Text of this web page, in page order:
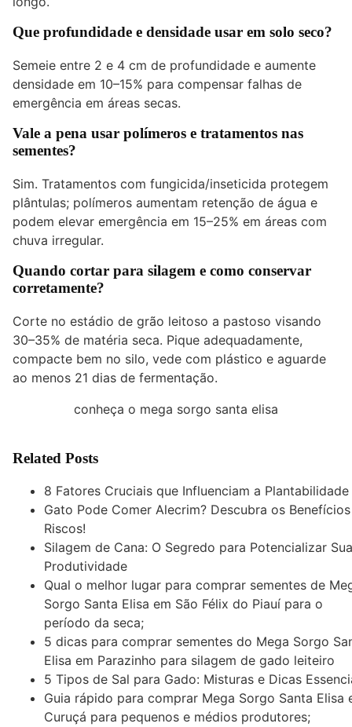
Que profundidade e densidade usar em solo seco?
Semeie entre 2 e 4 cm de profundidade e aumente
densidade em 10–15% para compensar falhas de
emergência em áreas secas.
Vale a pena usar polímeros e tratamentos nas
sementes?
Sim. Tratamentos com fungicida/inseticida protegem
plântulas; polímeros aumentam retenção de água e
podem elevar emergência em 15–25% em áreas com
chuva irregular.
Quando cortar para silagem e como conservar
corretamente?
Corte no estádio de grão leitoso a pastoso visando
30–35% de matéria seca. Pique adequadamente,
compacte bem no silo, vede com plástico e aguarde
ao menos 21 dias de fermentação.
conheça o mega sorgo santa elisa
Related Posts
8 Fatores Cruciais que Influenciam a Plantabilidade
Gato Pode Comer Alecrim? Descubra os
Riscos!
Silagem de Cana: O Segredo para Potencializar Sua
Produtividade
Qual o melhor lugar para comprar sementes de
Sorgo Santa Elisa em São Félix do Piauí para o
período da seca;
5 dicas para comprar sementes do Mega Sorgo
Elisa em Parazinho para silagem de gado leiteiro
5 Tipos de Sal para Gado: Misturas e Dicas
Guia rápido para comprar Mega Sorgo Santa Elisa
Curuçá para pequenos e médios produtores;